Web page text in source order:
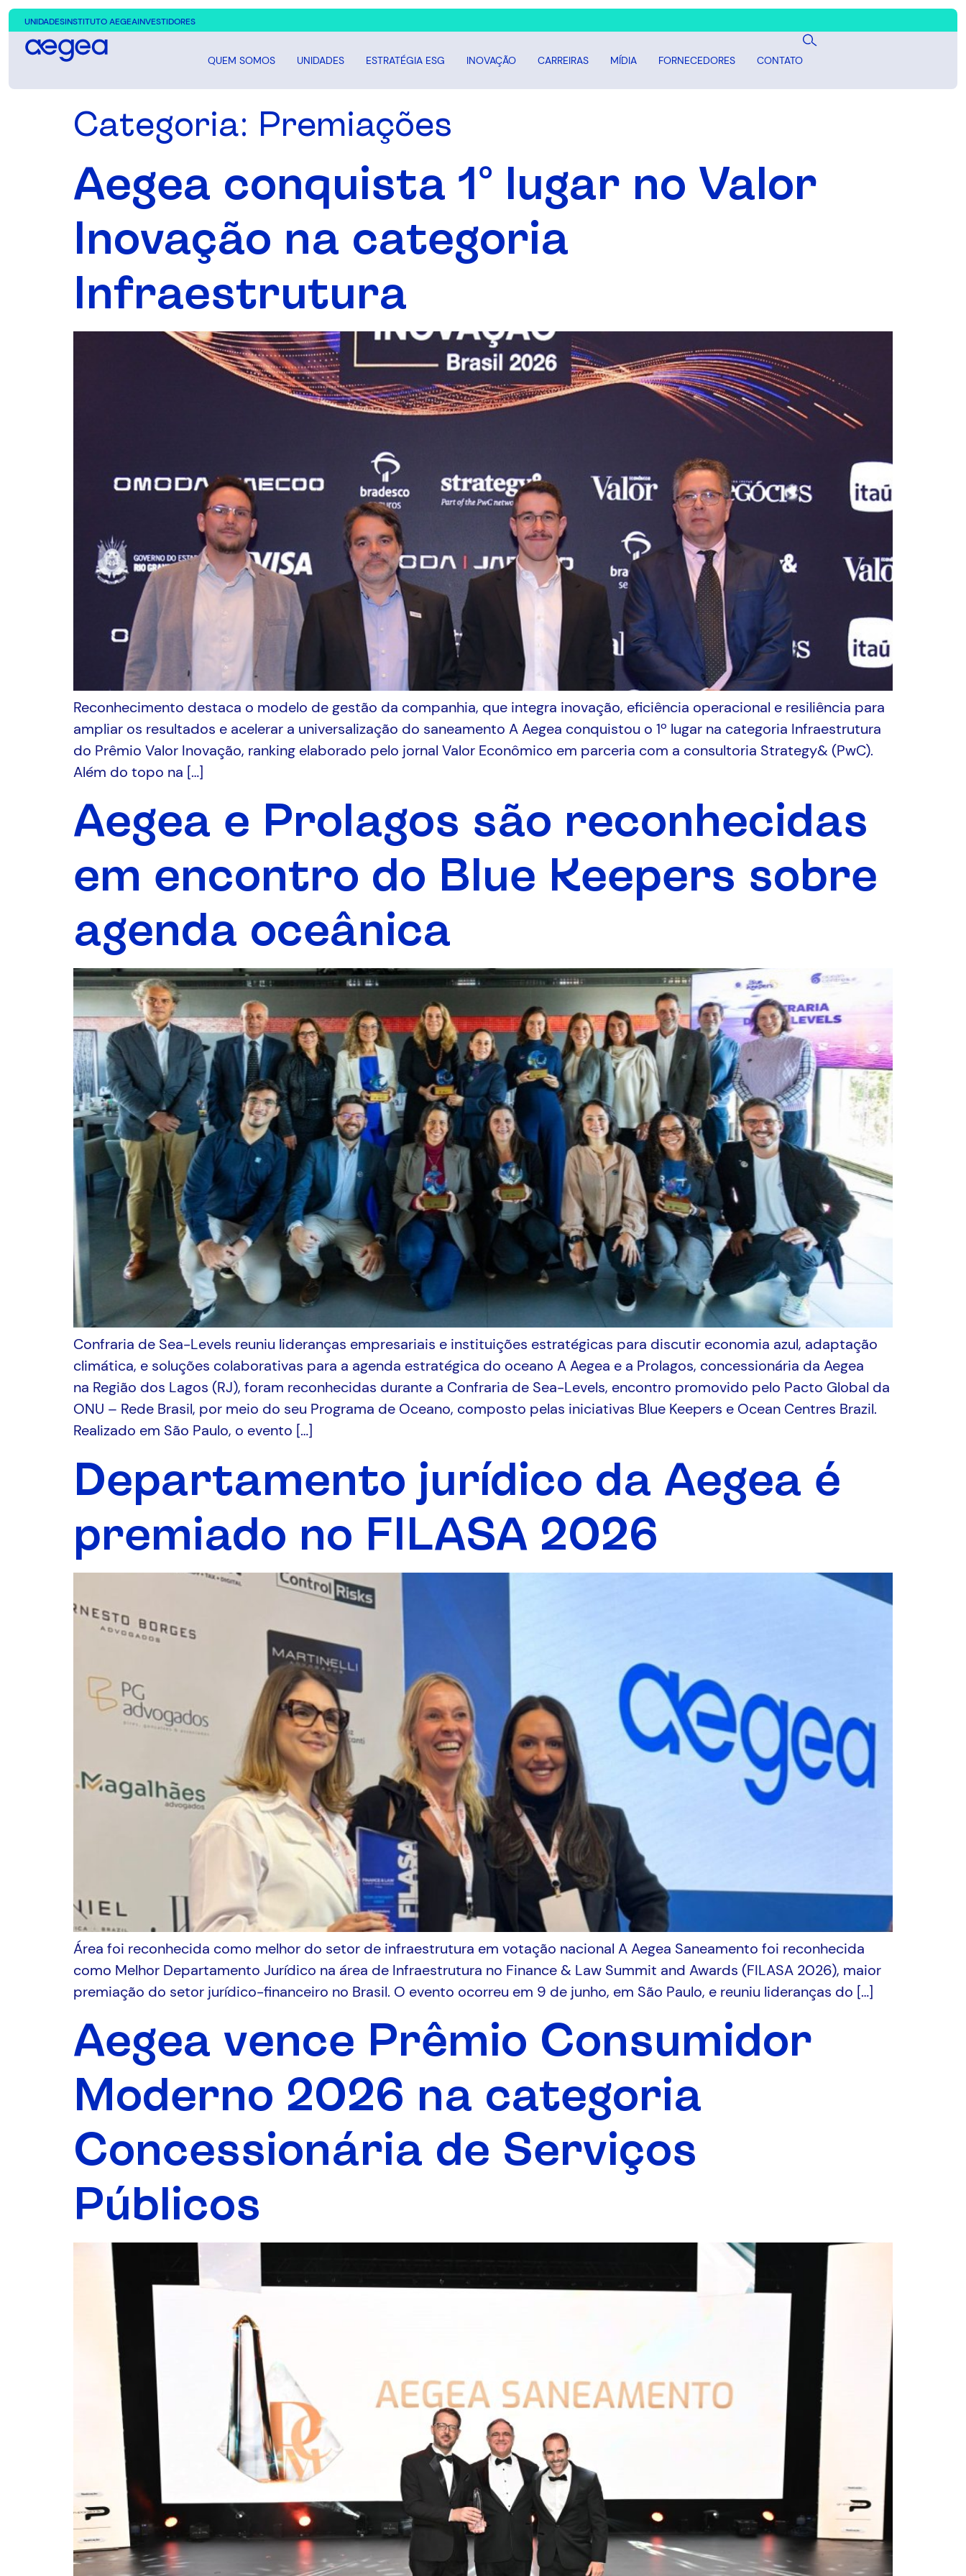
UNIDADESINSTITUTO AEGEAINVESTIDORES
QUEM SOMOS UNIDADES ESTRATÉGIA ESG INOVAÇÃO CARREIRAS MÍDIA FORNECEDORES CONTATO
Categoria: Premiações
Aegea conquista 1º lugar no Valor
Inovação na categoria
Infraestrutura
Reconhecimento destaca o modelo de gestão da companhia, que integra inovação, eficiência operacional e resiliência para
ampliar os resultados e acelerar a universalização do saneamento A Aegea conquistou o 1º lugar na categoria Infraestrutura
do Prêmio Valor Inovação, ranking elaborado pelo jornal Valor Econômico em parceria com a consultoria Strategy& (PwC).
Além do topo na […]
Aegea e Prolagos são reconhecidas
em encontro do Blue Keepers sobre
agenda oceânica
Confraria de Sea-Levels reuniu lideranças empresariais e instituições estratégicas para discutir economia azul, adaptação
climática, e soluções colaborativas para a agenda estratégica do oceano A Aegea e a Prolagos, concessionária da Aegea
na Região dos Lagos (RJ), foram reconhecidas durante a Confraria de Sea-Levels, encontro promovido pelo Pacto Global da
ONU – Rede Brasil, por meio do seu Programa de Oceano, composto pelas iniciativas Blue Keepers e Ocean Centres Brazil.
Realizado em São Paulo, o evento […]
Departamento jurídico da Aegea é
premiado no FILASA 2026
Área foi reconhecida como melhor do setor de infraestrutura em votação nacional A Aegea Saneamento foi reconhecida
como Melhor Departamento Jurídico na área de Infraestrutura no Finance & Law Summit and Awards (FILASA 2026), maior
premiação do setor jurídico-financeiro no Brasil. O evento ocorreu em 9 de junho, em São Paulo, e reuniu lideranças do […]
Aegea vence Prêmio Consumidor
Moderno 2026 na categoria
Concessionária de Serviços
Públicos